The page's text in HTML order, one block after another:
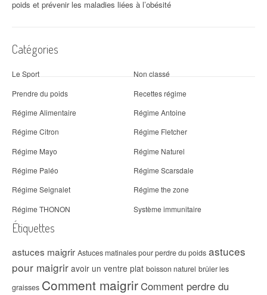
poids et prévenir les maladies liées à l’obésité
Catégories
Le Sport
Non classé
Prendre du poids
Recettes régime
Régime Alimentaire
Régime Antoine
Régime Citron
Régime Fletcher
Régime Mayo
Régime Naturel
Régime Paléo
Régime Scarsdale
Régime Seignalet
Régime the zone
Régime THONON
Système immunitaire
Étiquettes
astuces maigrir Astuces matinales pour perdre du poids astuces
pour maigrir avoir un ventre plat boisson naturel brûler les
graisses Comment maigrirComment perdre du